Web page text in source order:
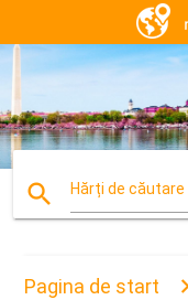
search Hărți de căutare
Pagina de start